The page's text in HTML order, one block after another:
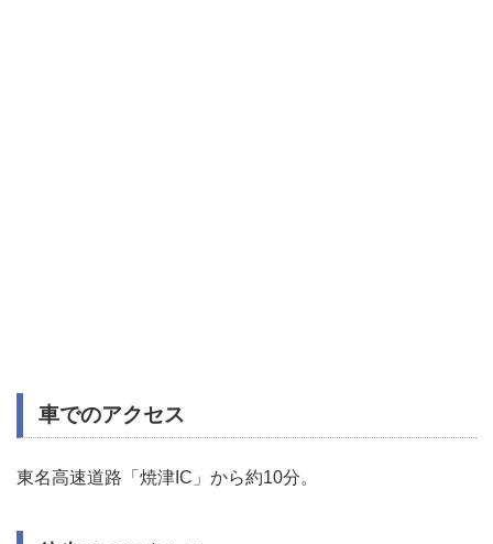
車でのアクセス
東名高速道路「焼津IC」から約10分。